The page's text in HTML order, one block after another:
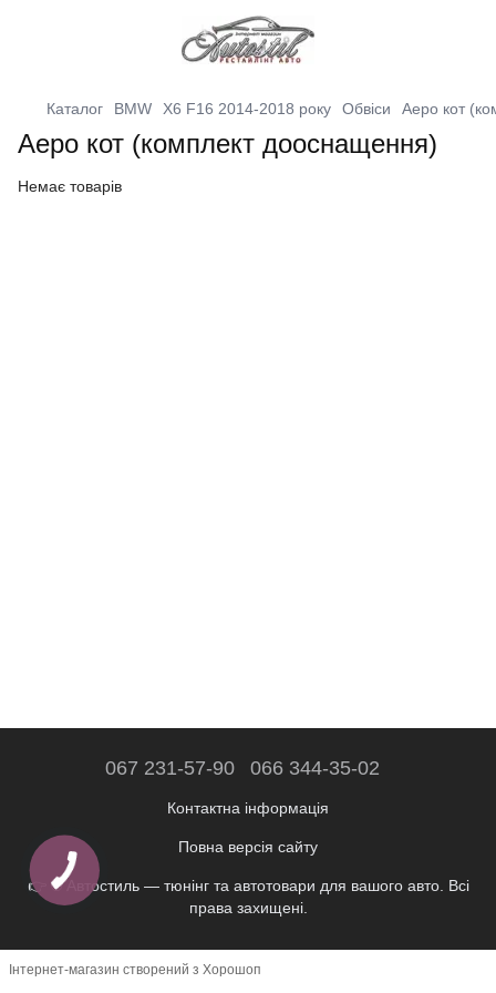
Каталог BMW X6 F16 2014-2018 року Обвіси Аеро кот
Аеро кот (комплект дооснащення)
Немає товарів
067 231-57-90 066 344-35-02
Контактна інформація
Повна версія сайту
👉 © Автостиль — тюнінг та автотовари для вашого авто. Всі
права захищені.
Інтернет-магазин створений з Хорошоп